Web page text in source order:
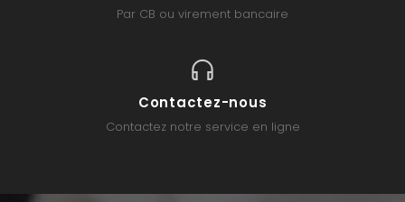
Par CB ou virement bancaire
Contactez-nous
Contactez notre service en ligne